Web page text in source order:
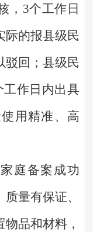
， 3个工作日
际的报县级民
驳回；县级民
工作日内出具
用精准、高
庭备案成功
量有保证、
品和材料，